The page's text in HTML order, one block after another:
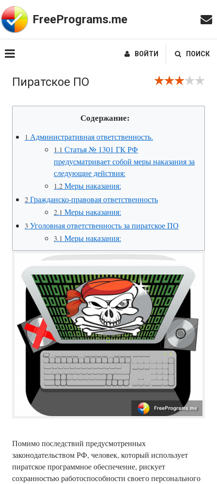
FreePrograms.me
ВОЙТИ ПОИСК
Пиратское ПО
Содержание:
1 Административная ответственность.
1.1 Статья № 1301 ГК РФ
предусматривает собой меры наказания за
следующие действия:
1.2 Меры наказания:
2 Гражданско-правовая ответственность
2.1 Меры наказания:
3 Уголовная ответственность за пиратское ПО
3.1 Меры наказания:
Помимо последствий предусмотренных
законодательством РФ, человек, который использует
пиратское программное обеспечение, рискует
сохранностью работоспособности своего персонального